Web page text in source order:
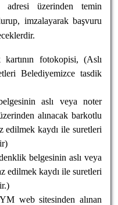
adresi üzerinden temin
imzalayarak başvuru
fotokopisi, (Aslı
Belediyemizce tasdik
aslı veya noter
alınacak barkotlu
edilmek kaydı ile suretleri
belgesinin aslı veya
edilmek kaydı ile suretleri
web sitesinden alınan